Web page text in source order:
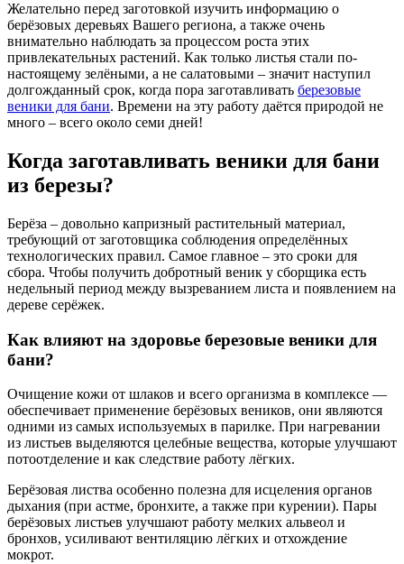
Желательно перед заготовкой изучить информацию о
берёзовых деревьях Вашего региона, а также очень
внимательно наблюдать за процессом роста этих
привлекательных растений. Как только листья стали по-
настоящему зелёными, а не салатовыми – значит наступил
долгожданный срок, когда пора заготавливать березовые
веники для бани. Времени на эту работу даётся природой не
много – всего около семи дней!
Когда заготавливать веники для бани
из березы?
Берёза – довольно капризный растительный материал,
требующий от заготовщика соблюдения определённых
технологических правил. Самое главное – это сроки для
сбора. Чтобы получить добротный веник у сборщика есть
недельный период между вызреванием листа и появлением на
дереве серёжек.
Как влияют на здоровье березовые веники для
бани?
Очищение кожи от шлаков и всего организма в комплексе —
обеспечивает применение берёзовых веников, они являются
одними из самых используемых в парилке. При нагревании
из листьев выделяются целебные вещества, которые улучшают
потоотделение и как следствие работу лёгких.
Берёзовая листва особенно полезна для исцеления органов
дыхания (при астме, бронхите, а также при курении). Пары
берёзовых листьев улучшают работу мелких альвеол и
бронхов, усиливают вентиляцию лёгких и отхождение
мокрот.